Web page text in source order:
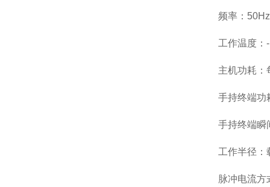
频率：
工作温度
主机功耗：
手持终端功
手持终端瞬
工作半径：
脉冲电流方